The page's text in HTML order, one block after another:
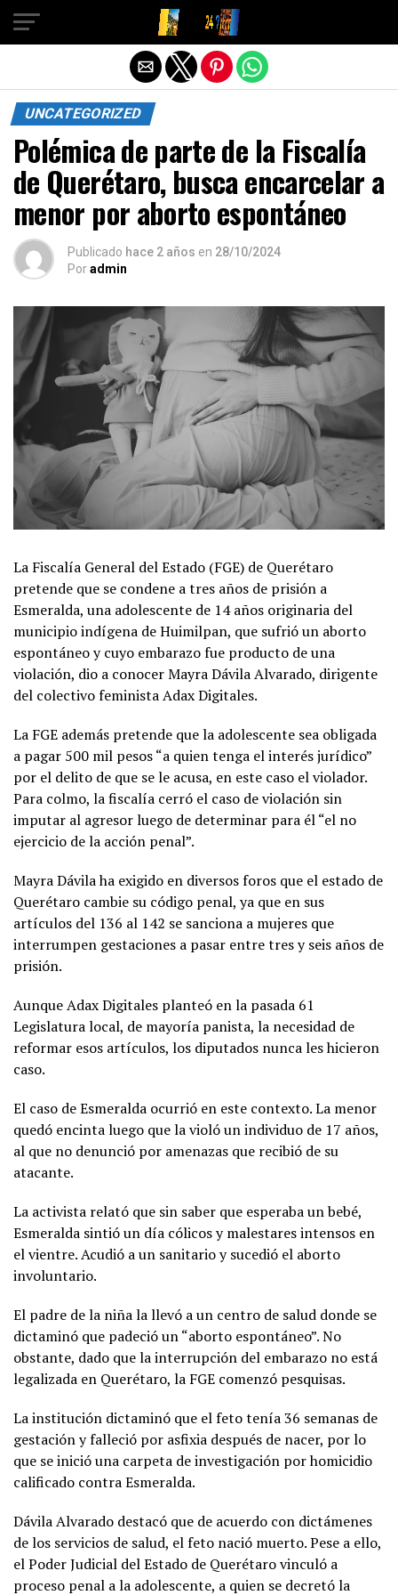
UNCATEGORIZED
Polémica de parte de la Fiscalía
de Querétaro, busca encarcelar a
menor por aborto espontáneo
Publicado hace 2 años en 28/10/2024
Poradmin
La Fiscalía General del Estado (FGE) de Querétaro
pretende que se condene a tres años de prisión a
Esmeralda, una adolescente de 14 años originaria del
municipio indígena de Huimilpan, que sufrió un aborto
espontáneo y cuyo embarazo fue producto de una
violación, dio a conocer Mayra Dávila Alvarado, dirigente
del colectivo feminista Adax Digitales.
La FGE además pretende que la adolescente sea obligada
a pagar 500 mil pesos “a quien tenga el interés jurídico”
por el delito de que se le acusa, en este caso el violador.
Para colmo, la fiscalía cerró el caso de violación sin
imputar al agresor luego de determinar para él “el no
ejercicio de la acción penal”.
Mayra Dávila ha exigido en diversos foros que el estado de
Querétaro cambie su código penal, ya que en sus
artículos del 136 al 142 se sanciona a mujeres que
interrumpen gestaciones a pasar entre tres y seis años de
prisión.
Aunque Adax Digitales planteó en la pasada 61
Legislatura local, de mayoría panista, la necesidad de
reformar esos artículos, los diputados nunca les hicieron
caso.
El caso de Esmeralda ocurrió en este contexto. La menor
quedó encinta luego que la violó un individuo de 17 años,
al que no denunció por amenazas que recibió de su
atacante.
La activista relató que sin saber que esperaba un bebé,
Esmeralda sintió un día cólicos y malestares intensos en
el vientre. Acudió a un sanitario y sucedió el aborto
involuntario.
El padre de la niña la llevó a un centro de salud donde se
dictaminó que padeció un “aborto espontáneo”. No
obstante, dado que la interrupción del embarazo no está
legalizada en Querétaro, la FGE comenzó pesquisas.
La institución dictaminó que el feto tenía 36 semanas de
gestación y falleció por asfixia después de nacer, por lo
que se inició una carpeta de investigación por homicidio
calificado contra Esmeralda.
Dávila Alvarado destacó que de acuerdo con dictámenes
de los servicios de salud, el feto nació muerto. Pese a ello,
el Poder Judicial del Estado de Querétaro vinculó a
proceso penal a la adolescente, a quien se decretó la
Salir de la versión móvil